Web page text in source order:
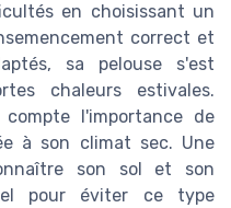
en choisissant un
correct et
sa pelouse s'est
chaleurs estivales.
l'importance de
à son climat sec. Une
son sol et son
pour éviter ce type